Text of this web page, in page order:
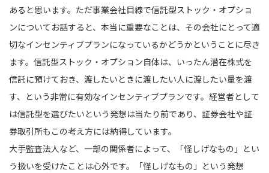
あると思います。ただ事業会社目線で信託型ストック・オプショ
ンについてお話すると、本当に重要なことは、その会社にとって適
切なインセンティブプランになっているかどうかということに尽き
ます。信託型ストック・オプション自体は、いったん潜在株式を
信託に預けておき、渡したいときに渡したい人に渡したい量を渡
す、という非常に有効なインセンティブプランです。経営者として
は信託型を選びたいという発想は当たり前であり、証券会社や証
券取引所もこの考え方には納得しています。
大手監査法人など、一部の関係者によって、「怪しげなもの」とい
う扱いを受けたことは心外です。「怪しげなもの」という発想